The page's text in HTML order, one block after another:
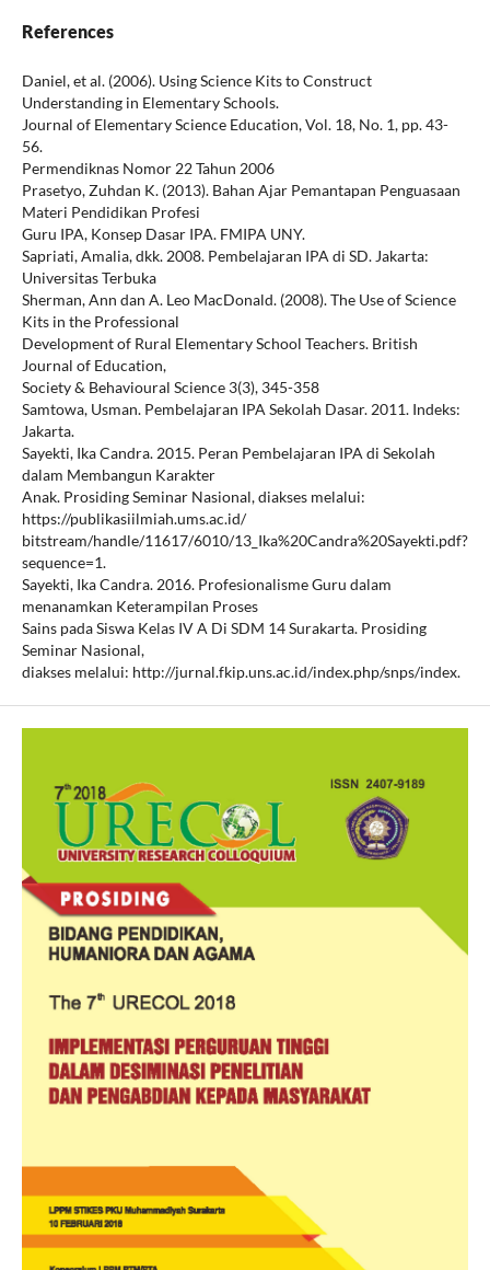
References
Daniel, et al. (2006). Using Science Kits to Construct
Understanding in Elementary Schools.
Journal of Elementary Science Education, Vol. 18, No. 1, pp. 43-
56.
Permendiknas Nomor 22 Tahun 2006
Prasetyo, Zuhdan K. (2013). Bahan Ajar Pemantapan Penguasaan
Materi Pendidikan Profesi
Guru IPA, Konsep Dasar IPA. FMIPA UNY.
Sapriati, Amalia, dkk. 2008. Pembelajaran IPA di SD. Jakarta:
Universitas Terbuka
Sherman, Ann dan A. Leo MacDonald. (2008). The Use of Science
Kits in the Professional
Development of Rural Elementary School Teachers. British
Journal of Education,
Society & Behavioural Science 3(3), 345-358
Samtowa, Usman. Pembelajaran IPA Sekolah Dasar. 2011. Indeks:
Jakarta.
Sayekti, Ika Candra. 2015. Peran Pembelajaran IPA di Sekolah
dalam Membangun Karakter
Anak. Prosiding Seminar Nasional, diakses melalui:
https://publikasiilmiah.ums.ac.id/
bitstream/handle/11617/6010/13_Ika%20Candra%20Sayekti.pdf?
sequence=1.
Sayekti, Ika Candra. 2016. Profesionalisme Guru dalam
menanamkan Keterampilan Proses
Sains pada Siswa Kelas IV A Di SDM 14 Surakarta. Prosiding
Seminar Nasional,
diakses melalui: http://jurnal.fkip.uns.ac.id/index.php/snps/index.